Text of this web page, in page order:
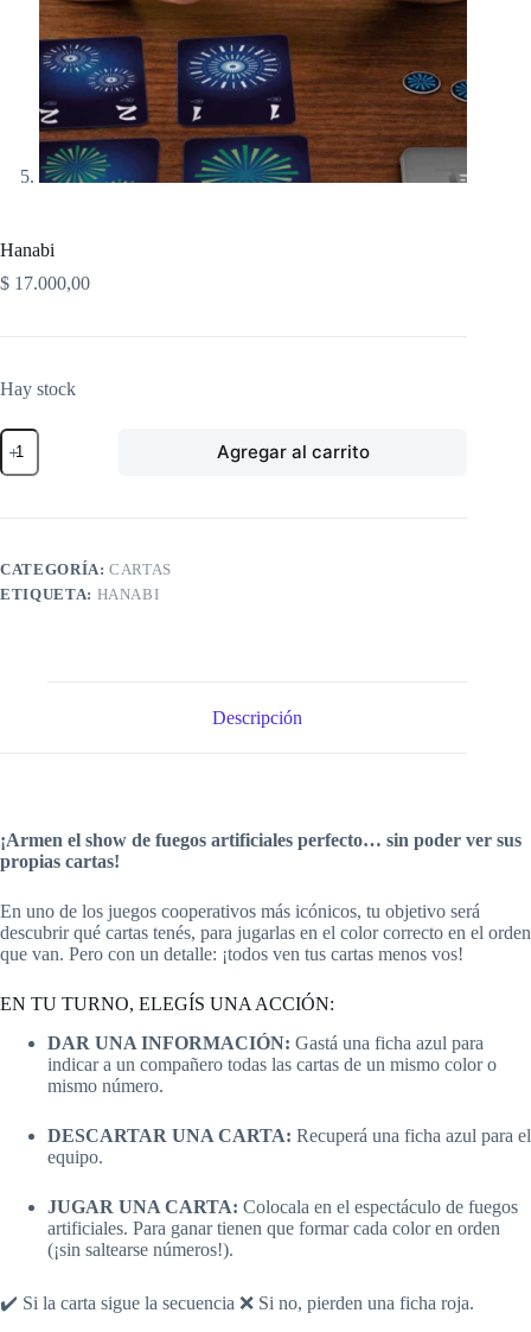
Hanabi
$ 17.000,00
Hay stock
Hanabi
cantidad
Agregar al carrito
CATEGORÍA:CARTAS
ETIQUETA: HANABI
Descripción
¡Armen el show de fuegos artificiales perfecto… sin poder ver sus
propias cartas!
En uno de los juegos cooperativos más icónicos, tu objetivo será
descubrir qué cartas tenés, para jugarlas en el color correcto en el orden
que van. Pero con un detalle: ¡todos ven tus cartas menos vos!
EN TU TURNO, ELEGÍS UNA ACCIÓN:
DAR UNA INFORMACIÓN: Gastá una ficha azul para
indicar a un compañero todas las cartas de un mismo color o
mismo número.
DESCARTAR UNA CARTA: Recuperá una ficha azul para el
equipo.
JUGAR UNA CARTA: Colocala en el espectáculo de fuegos
artificiales. Para ganar tienen que formar cada color en orden
(¡sin saltearse números!).
✔️ Si la carta sigue la secuencia ❌ Si no, pierden una ficha roja.